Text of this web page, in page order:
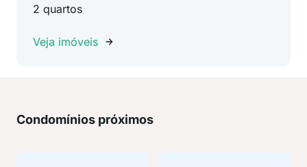
2 quartos
Veja imóveis
Condomínios próximos